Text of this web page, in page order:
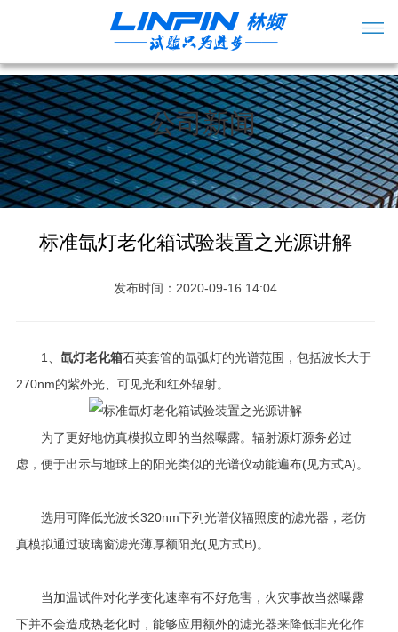
公司新闻
标准氙灯老化箱试验装置之光源讲解
发布时间：2020-09-16 14:04
1、 氙灯老化箱石英套管的氙弧灯的光谱范围，包括波长大于
270nm的紫外光、可见光和红外辐射。
为了更好地仿真模拟立即的当然曝露。辐射源灯源务必过
虑，便于出示与地球上的阳光类似的光谱仪动能遍布(见方式A)。
选用可降低光波长320nm下列光谱仪辐照度的滤光器，老仿
真模拟通过玻璃窗滤光薄厚额阳光(见方式B)。
当加温试件对化学变化速率有不好危害，火灾事故当然曝露
下并不会造成热老化时，能够应用额外的滤光器来降低非光化作